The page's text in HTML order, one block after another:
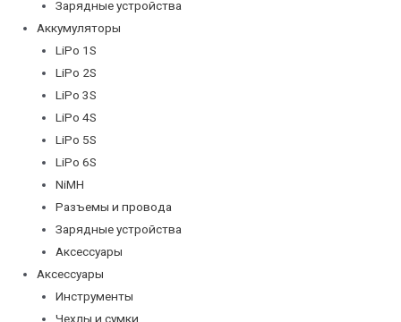
Зарядные устройства
Аккумуляторы
LiPo 1S
LiPo 2S
LiPo 3S
LiPo 4S
LiPo 5S
LiPo 6S
NiMH
Разъемы и провода
Зарядные устройства
Аксессуары
Аксессуары
Инструменты
Чехлы и сумки